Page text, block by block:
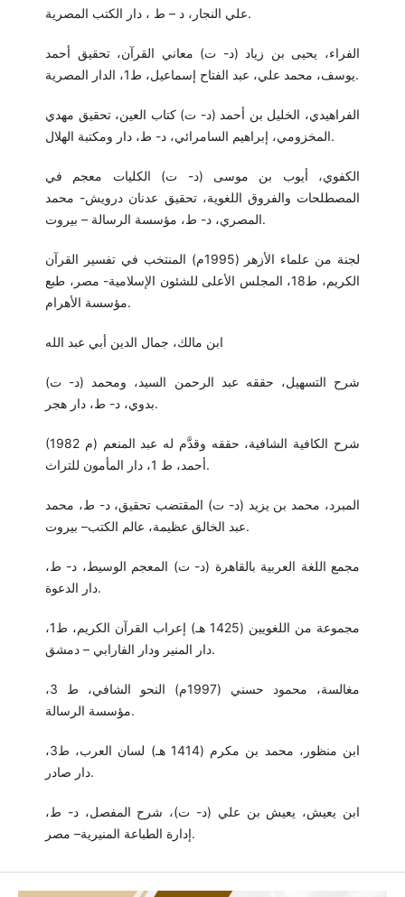
علي النجار، د – ط ، دار الكتب المصرية.
الفراء، يحيى بن زياد (د- ت) معاني القرآن، تحقيق أحمد
يوسف، محمد علي، عبد الفتاح إسماعيل، ط1، الدار المصرية.
الفراهيدي، الخليل بن أحمد (د- ت) كتاب العين، تحقيق مهدي
المخزومي، إبراهيم السامرائي، د- ط، دار ومكتبة الهلال.
الكفوي، أيوب بن موسى (د- ت) الكليات معجم في
المصطلحات والفروق اللغوية، تحقيق عدنان درويش- محمد
المصري، د- ط، مؤسسة الرسالة – بيروت.
لجنة من علماء الأزهر (1995م) المنتخب في تفسير القرآن
الكريم، ط18، المجلس الأعلى للشئون الإسلامية- مصر، طبع
مؤسسة الأهرام.
ابن مالك، جمال الدين أبي عبد الله
(د- ت) شرح التسهيل، حققه عبد الرحمن السيد، ومحمد
بدوي، د- ط، دار هجر.
(1982 م) شرح الكافية الشافية، حققه وقدَّم له عبد المنعم
أحمد، ط 1، دار المأمون للتراث.
المبرد، محمد بن يزيد (د- ت) المقتضب تحقيق، د- ط، محمد
عبد الخالق عظيمة، عالم الكتب– بيروت.
مجمع اللغة العربية بالقاهرة (د- ت) المعجم الوسيط، د- ط،
دار الدعوة.
مجموعة من اللغويين (1425 هـ) إعراب القرآن الكريم، ط1،
دار المنير ودار الفارابي – دمشق.
مغالسة، محمود حسني (1997م) النحو الشافي، ط 3،
مؤسسة الرسالة.
ابن منظور، محمد بن مكرم (1414 هـ) لسان العرب، ط3،
دار صادر.
ابن يعيش، يعيش بن علي (د- ت)، شرح المفصل، د- ط،
إدارة الطباعة المنيرية– مصر.